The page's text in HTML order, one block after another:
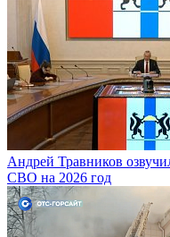
Андрей Травников
СВО на 2026 год